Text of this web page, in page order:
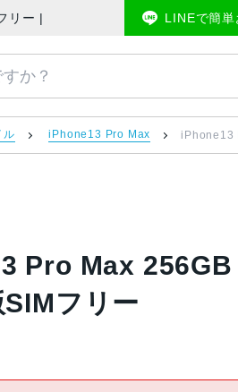
ー | 中古スマホ販売のアメモバマー
LINEで簡
ル iPhone13 Pro Max iPhone13
Pro Max
フリー